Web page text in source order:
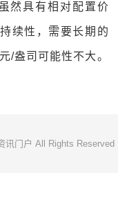
然具有相对配置价
续性，需要长期的
/盎司可能性不大。
讯门户 All Rights Reserved